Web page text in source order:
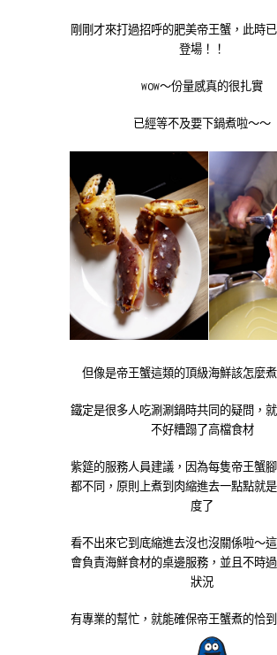
剛剛才來打過招呼的肥美帝王蟹，此時已
登場！！
WOW～份量感真的很扎實
已經等不及要下鍋煮啦～～
但像是帝王蟹這類的頂級海鮮該怎麼
鐵定是很多人吃涮涮鍋時共同的疑問，就
不好糟蹋了高檔食材
紫筵的服務人員建議，因為每隻帝王蟹腳
都不同，原則上煮到肉縮進去一點點就是
度了
看不出來它到底縮進去沒也沒關係啦～這
會負責海鮮食材的桌邊服務，並且不時過
狀況
有專業的幫忙，就能確保帝王蟹煮的恰到